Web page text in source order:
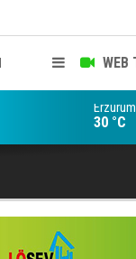
WEB
Erzurum
30 °C